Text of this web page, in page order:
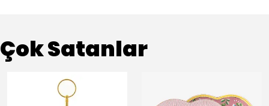
Çok Satanlar